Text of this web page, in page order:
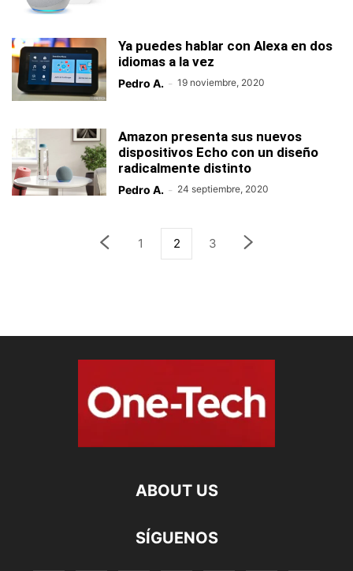
Ya puedes hablar con Alexa en dos
idiomas a la vez
Pedro A. - 19 noviembre, 2020
Amazon presenta sus nuevos
dispositivos Echo con un diseño
radicalmente distinto
Pedro A. - 24 septiembre, 2020
1 2 3
ABOUT US
SÍGUENOS